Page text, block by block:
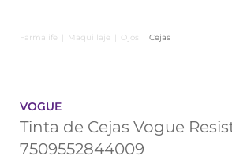
Maquillaje Ojos Cejas
VOGUE
Tinta de Cejas Vogue
7509552844009